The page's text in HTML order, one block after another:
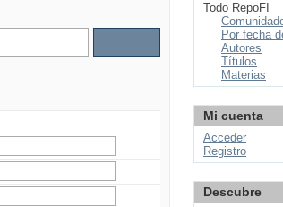
Todo RepoFI
Por fecha
Autores
Títulos
Materias
Mi cuenta
Acceder
Registro
Descubre